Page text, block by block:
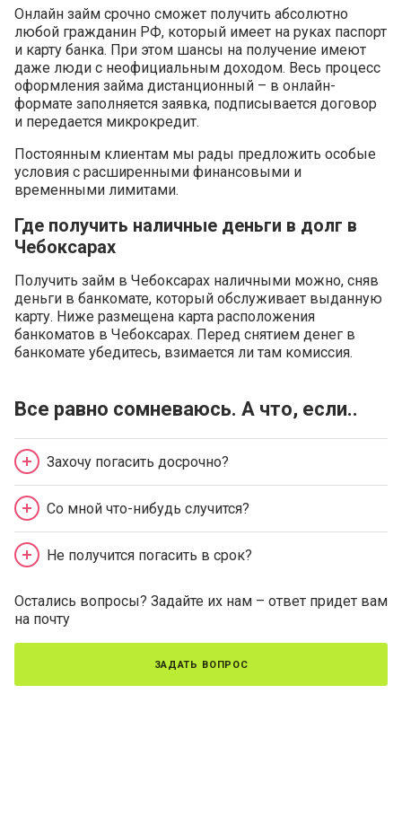
Онлайн займ срочно сможет получить абсолютно
любой гражданин РФ, который имеет на руках паспорт
и карту банка. При этом шансы на получение имеют
даже люди с неофициальным доходом. Весь процесс
оформления займа дистанционный – в онлайн-
формате заполняется заявка, подписывается договор
и передается микрокредит.
Постоянным клиентам мы рады предложить особые
условия с расширенными финансовыми и
временными лимитами.
Где получить наличные деньги в долг в
Чебоксарах
Получить займ в Чебоксарах наличными можно, сняв
деньги в банкомате, который обслуживает выданную
карту. Ниже размещена карта расположения
банкоматов в Чебоксарах. Перед снятием денег в
банкомате убедитесь, взимается ли там комиссия.
Все равно сомневаюсь. А что, если..
Захочу погасить досрочно?
Со мной что-нибудь случится?
Не получится погасить в срок?
Остались вопросы? Задайте их нам – ответ придет вам
на почту
задать вопрос